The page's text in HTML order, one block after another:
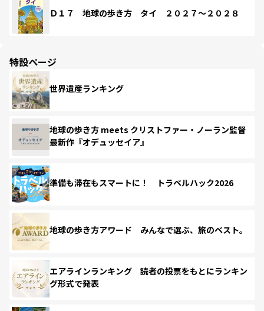
Ｄ１７ 地球の歩き方 タイ ２０２７～２０２８
特設ページ
世界遺産ランキング
地球の歩き方 meets クリストファー・ノーラン監督
最新作『オデュッセイア』
準備も滞在もスマートに！ トラベルハック2026
地球の歩き方アワード みんなで選ぶ、旅のベスト。
エアラインランキング 読者の投票をもとにランキン
グ形式で発表